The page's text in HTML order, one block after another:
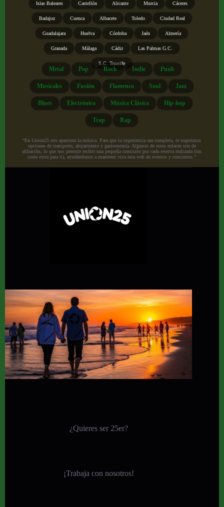
Islas Baleares Castellón Alicante Murcia Cáceres
Badajoz Cuenca Albacete Toledo Ciudad Real
Guadalajara Huelva Córdoba Jaén Almería
Granada Málaga Cádiz Las Palmas G.C.
S.C. Tenerife
Metal Pop Rock Indie Punk
Musicales Fusión Flamenco Soul Jazz
Blues Electrónica Música Clásica Hip-hop
Trap Rap
“En Union25 nos apasiona la música. Para que tu experiencia sea completa, te sugerimos
opciones de transporte, alojamiento y gastronomía. Algunos de estos enlaces son de
afiliación, lo que nos permite recibir una pequeña comisión por cada reserva realizada (sin
coste extra para ti), ayudándonos a mantener viva esta web de eventos y conciertos.”
¿Quieres ser 25er?
¡Trabaja con nosotros!